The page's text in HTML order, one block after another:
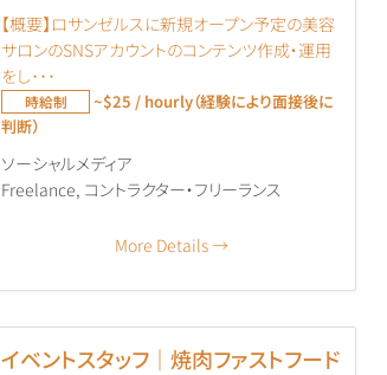
【概要】ロサンゼルスに新規オープン予定の美容
サロンのSNSアカウントのコンテンツ作成・運用
をし･･･
時給制
~$25 / hourly（経験により面接後に
判断）
ソーシャルメディア
Freelance コントラクター・フリーランス
More Details
イベントスタッフ｜焼肉ファストフード